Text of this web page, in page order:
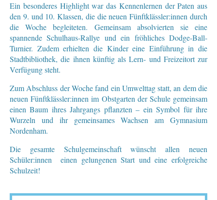
Ein besonderes Highlight war das Kennenlernen der Paten aus
den 9. und 10. Klassen, die die neuen Fünftklässler:innen durch
die Woche begleiteten. Gemeinsam absolvierten sie eine
spannende Schulhaus-Rallye und ein fröhliches Dodge-Ball-
Turnier. Zudem erhielten die Kinder eine Einführung in die
Stadtbibliothek, die ihnen künftig als Lern- und Freizeitort zur
Verfügung steht.
Zum Abschluss der Woche fand ein Umwelttag statt, an dem die
neuen Fünftklässler:innen im Obstgarten der Schule gemeinsam
einen Baum ihres Jahrgangs pflanzten – ein Symbol für ihre
Wurzeln und ihr gemeinsames Wachsen am Gymnasium
Nordenham.
Die gesamte Schulgemeinschaft wünscht allen neuen
Schüler:innen einen gelungenen Start und eine erfolgreiche
Schulzeit!